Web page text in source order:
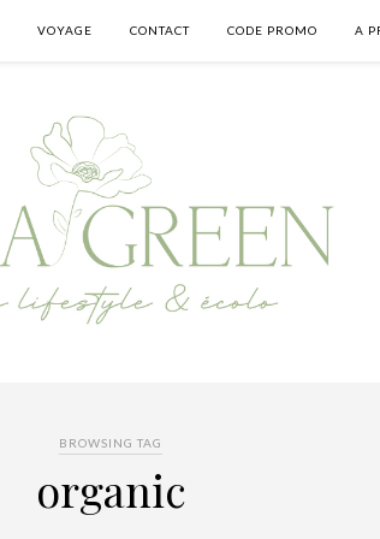
VOYAGE CONTACT CODE PROMO A
BROWSING TAG
organic